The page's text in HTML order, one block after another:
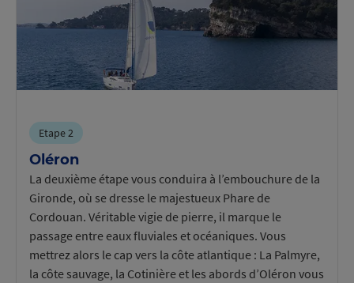
Etape 2
Oléron
La deuxième étape vous conduira à l’embouchure de la
Gironde, où se dresse le majestueux Phare de
Cordouan. Véritable vigie de pierre, il marque le
passage entre eaux fluviales et océaniques. Vous
mettrez alors le cap vers la côte atlantique : La Palmyre,
la côte sauvage, la Cotinière et les abords d’Oléron vous